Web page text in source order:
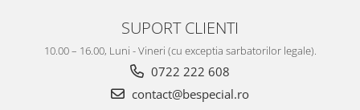
SUPORT CLIENTI
10.00 – 16.00, Luni - Vineri (cu exceptia sarbatorilor legale).
0722 222 608
contact@bespecial.ro